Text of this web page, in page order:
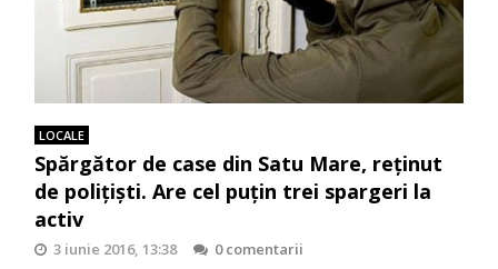
LOCALE
Spărgător de case din Satu Mare, reținut
de polițiști. Are cel puțin trei spargeri la
activ
3 iunie 2016, 13:38
0 comentarii